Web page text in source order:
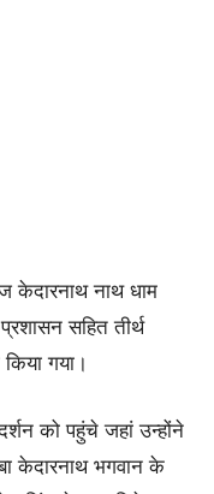
केदारनाथ नाथ धाम
सहित तीर्थ
गया।
को पहुंचे जहां उन्होंने
केदारनाथ भगवान के